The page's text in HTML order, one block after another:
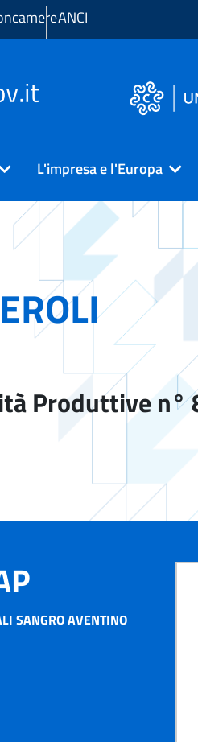
ANCI
L'impresa e l'Europa
Produttive n°
SANGRO AVENTINO